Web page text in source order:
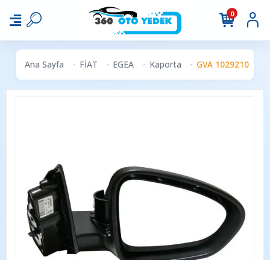
0
Ana Sayfa FİAT EGEA Kaporta GVA 1029210 |